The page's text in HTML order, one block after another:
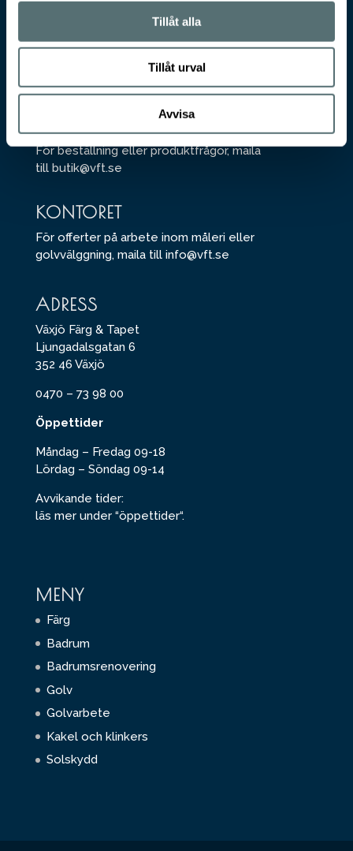
Tillåt alla
Tillåt urval
Avvisa
VÄXJÖ FÄRG & TAPET
För beställning eller produktfrågor, maila
till butik@vft.se
KONTORET
För offerter på arbete inom måleri eller
golvvälggning, maila till info@vft.se
ADRESS
Växjö Färg & Tapet
Ljungadalsgatan 6
352 46 Växjö
0470 – 73 98 00
Öppettider
Måndag – Fredag 09-18
Lördag – Söndag 09-14
Avvikande tider:
läs mer under “öppettider“.
MENY
Färg
Badrum
Badrumsrenovering
Golv
Golvarbete
Kakel och klinkers
Solskydd